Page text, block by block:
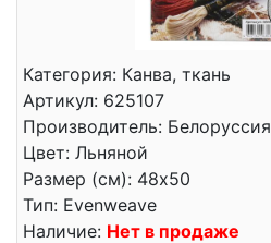
Категория: Канва, ткань
Артикул: 625107
Производитель: Белоруссия
Цвет: Льняной
Размер (см): 48x50
Тип: Evenweave
Наличие: Нет в продаже